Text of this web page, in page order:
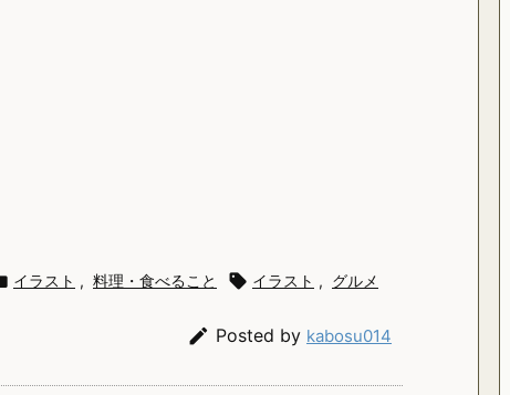
イラスト , 料理・食べること  イラスト , グルメ
 Posted by kabosu014